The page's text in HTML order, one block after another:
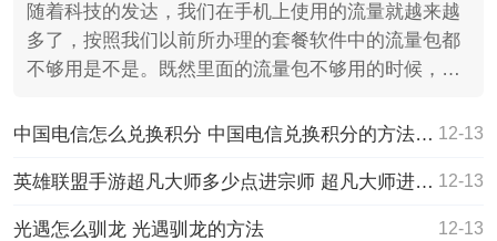
随着科技的发达，我们在手机上使用的流量就越来越
多了，按照我们以前所办理的套餐软件中的流量包都
不够用是不是。既然里面的流量包不够用的时候，还
中国电信怎么兑换积分 中国电信兑换积分的方法教程 12-13
英雄联盟手游超凡大师多少点进宗师 超凡大师进宗师的规则介绍 12-13
光遇怎么驯龙 光遇驯龙的方法 12-13